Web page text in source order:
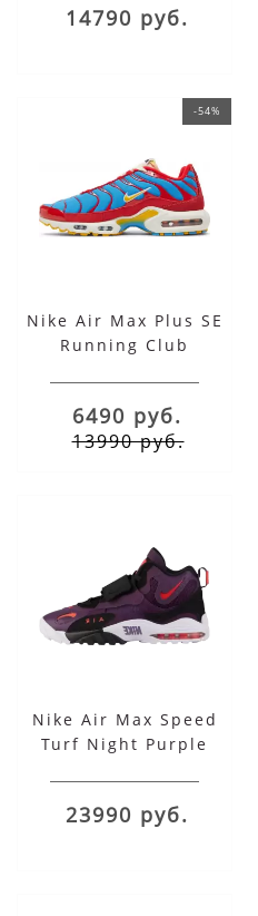
14790 руб.
-54%
Nike Air Max Plus SE
Running Club
6490 руб.
13990 руб.
Nike Air Max Speed
Turf Night Purple
23990 руб.